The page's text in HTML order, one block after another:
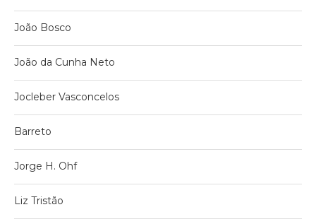
João Bosco
João da Cunha Neto
Jocleber Vasconcelos
Barreto
Jorge H. Ohf
Liz Tristão